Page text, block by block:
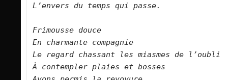
L’envers du temps qui passe.
Frimousse douce
En charmante compagnie
Le regard chassant les miasmes de l’oubli
À contempler plaies et bosses